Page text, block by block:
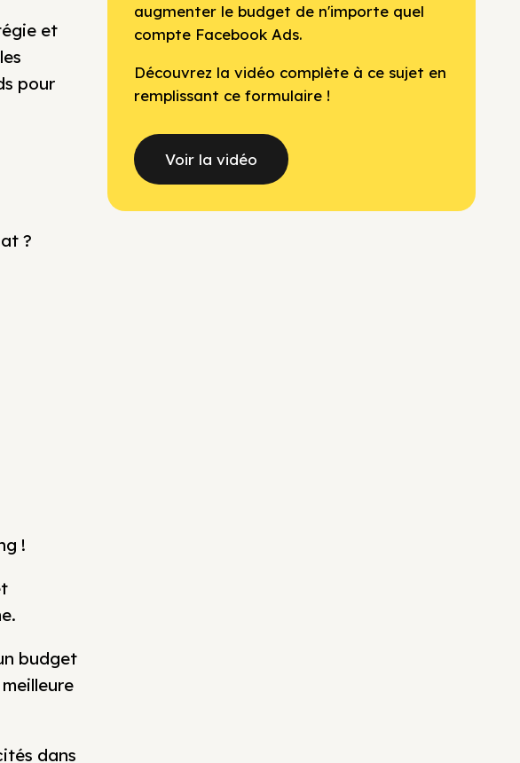
et
pour
?
!
budget
dans
augmenter le budget de n'importe quel
compte Facebook Ads.
Découvrez la vidéo complète à ce sujet en
remplissant ce formulaire !
Voir la vidéo